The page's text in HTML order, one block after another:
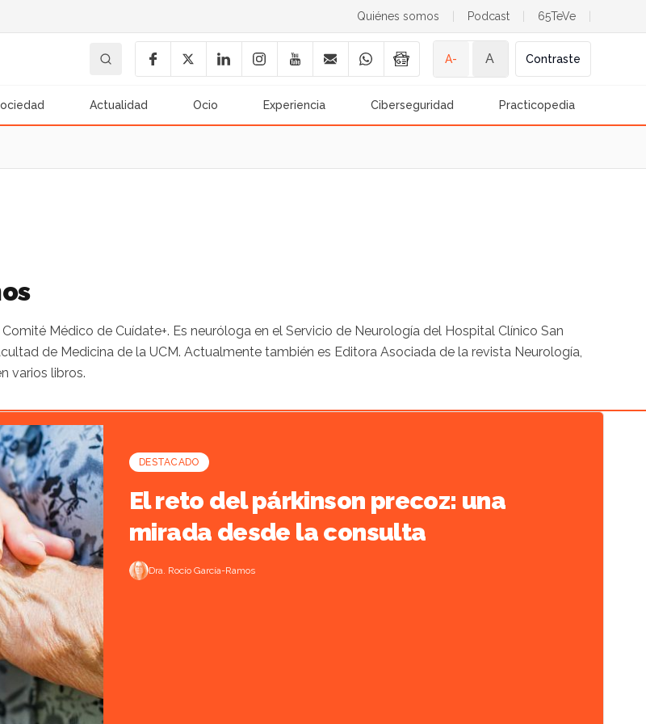
Quiénes somos Podcast 65TeVe
A- A Contraste
Actualidad Ocio Experiencia Ciberseguridad Practicopedia
Médico de Cuídate+. Es neuróloga en el Servicio de Neurología del Hospital Clínico San
de Medicina de la UCM. Actualmente también es Editora Asociada de la revista Neurología,
varios libros.
DESTACADO
El reto del párkinson precoz: una
mirada desde la consulta
Dra. Rocío García-Ramos